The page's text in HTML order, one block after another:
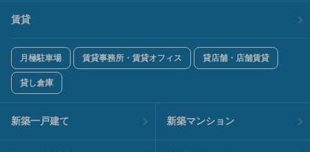
賃貸
月極駐車場 賃貸事務所・賃貸オフィス 貸店舗・店舗賃貸
貸し倉庫
新築一戸建て 新築マンション